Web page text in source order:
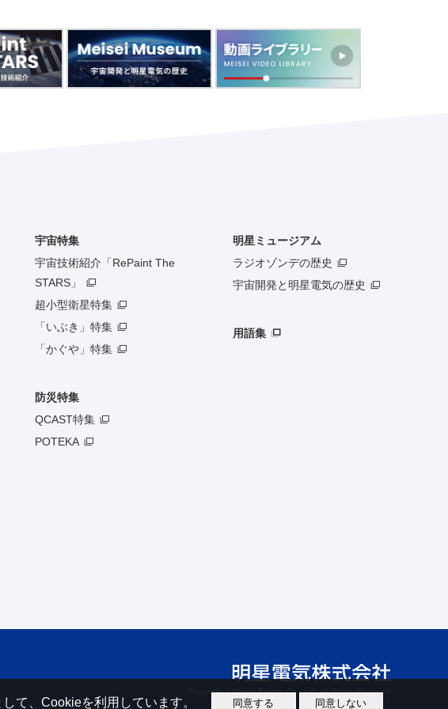
宇宙特集
宇宙技術紹介「RePaint The
STARS」
超小型衛星特集
「いぶき」特集
「かぐや」特集
防災特集
QCAST特集
POTEKA
明星ミュージアム
ラジオゾンデの歴史
宇宙開発と明星電気の歴史
用語集
Copyright © Meisei Electric Co., Ltd. All Rights Reserved
て、Cookieを利用しています。 同意する 同意しない